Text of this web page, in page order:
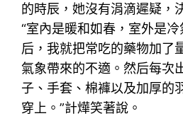
的時辰，她沒有涓滴遲疑，
“室內是暖和如春，室外是
后，我就把常吃的藥物加了
氣象帶來的不適。然后每次
子、手套、棉褲以及加厚的
穿上。”計燁笑著說。